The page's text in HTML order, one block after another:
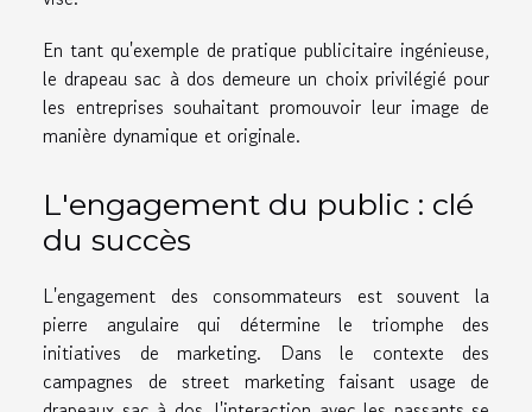
En tant qu'exemple de pratique publicitaire ingénieuse,
le drapeau sac à dos demeure un choix privilégié pour
les entreprises souhaitant promouvoir leur image de
manière dynamique et originale.
L'engagement du public : clé
du succès
L'engagement des consommateurs est souvent la
pierre angulaire qui détermine le triomphe des
initiatives de marketing. Dans le contexte des
campagnes de street marketing faisant usage de